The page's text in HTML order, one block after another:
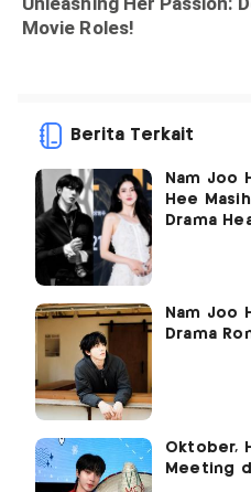
Berita Terkait
Nam Joo
Hee
Drama
Nam Joo
Drama
Oktober,
Meeting